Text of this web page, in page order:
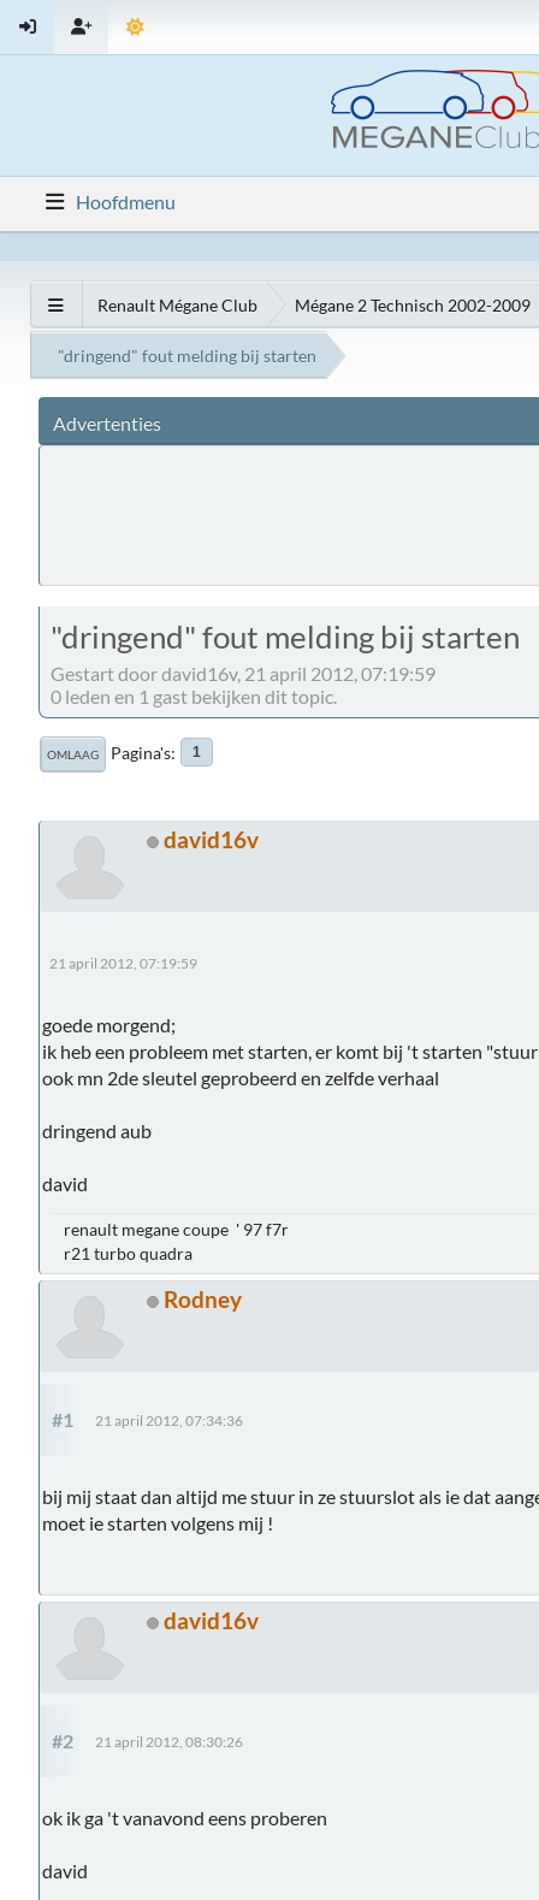
Hoofdmenu
Renault Mégane Club Mégane 2 Technisch 2002-2009
"dringend" fout melding bij starten
Advertenties
"dringend" fout melding bij starten
Gestart door david16v, 21 april 2012, 07:19:59
0 leden en 1 gast bekijken dit topic.
OMLAAG Pagina's 1
david16v
21 april 2012, 07:19:59
goede morgend;
ik heb een probleem met starten, er komt bij 't starten
ook mn 2de sleutel geprobeerd en zelfde verhaal
dringend aub
david
renault megane coupe ' 97 f7r
r21 turbo quadra
Rodney
#1 21 april 2012, 07:34:36
bij mij staat dan altijd me stuur in ze stuurslot als ie dat
moet ie starten volgens mij !
david16v
#2 21 april 2012, 08:30:26
ok ik ga 't vanavond eens proberen
david